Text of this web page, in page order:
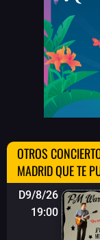
OTROS
MADRID QUE TE
D9/8/26
19:00